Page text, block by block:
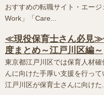
おすすめの転職サイト・エー
Work」「Care...
≪現役保育士さん必見≫
度まとめ～江戸川区編～
東京都江戸川区では保育人材確
んに向けた手厚い支援を行って
江戸川区が保育士さんに向けた...